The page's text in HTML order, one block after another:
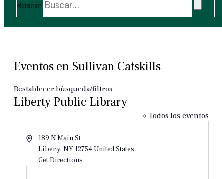
Buscar
Eventos en Sullivan Catskills
Restablecer búsqueda/filtros
Liberty Public Library
« Todos los eventos
Dirección
189 N Main St
Liberty, NY12754United States
Get Directions